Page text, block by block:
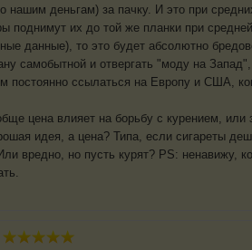
нашим деньгам) за пачку. И это при
поднимут их до той же планки при
данные), то это будет абсолютно
самобытной и отвергать "моду на
постоянно ссылаться на Европу и США,
цена влияет на борьбу с курением, или
идея, а цена? Типа, если сигареты
вредно, но пусть курят? PS: ненавижу,